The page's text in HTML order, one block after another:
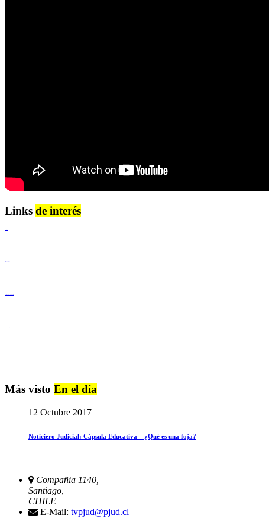
Links de interés
Más visto En el día
12 Octubre 2017
Noticiero Judicial: Cápsula Educativa – ¿Qué es una foja?
Compañia 1140,
Santiago,
CHILE
E-Mail: tvpjud@pjud.cl